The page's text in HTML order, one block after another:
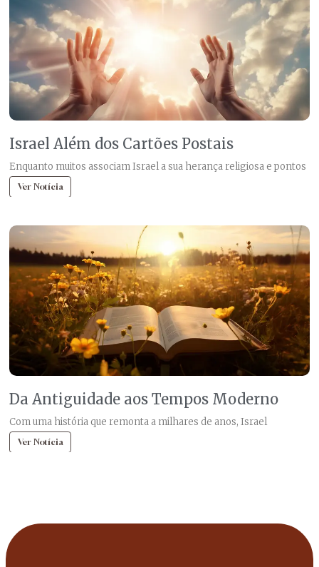
Israel Além dos Cartões Postais
Enquanto muitos associam Israel a sua herança religiosa e pontos
Ver Notícia
Da Antiguidade aos Tempos Moderno
Com uma história que remonta a milhares de anos, Israel
Ver Notícia